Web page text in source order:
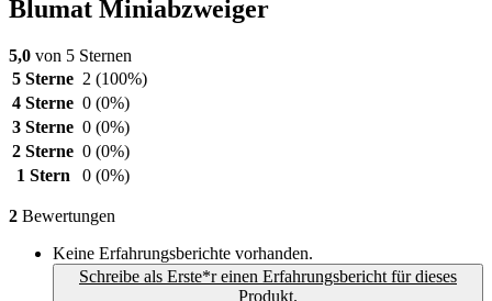
Blumat Miniabzweiger
5,0 von 5 Sternen
5 Sterne 2 (100%)
4 Sterne 0 (0%)
3 Sterne 0 (0%)
2 Sterne 0 (0%)
1 Stern
0 (0%)
2 Bewertungen
Keine Erfahrungsberichte vorhanden.
Schreibe als Erste*r einen Erfahrungsbericht für dieses
Produkt.